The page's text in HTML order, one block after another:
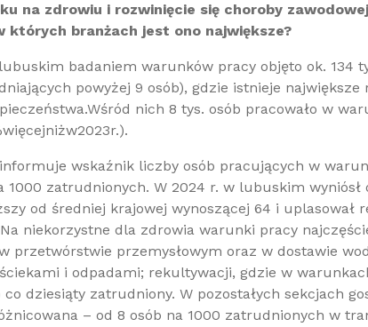
na zdrowiu i rozwinięcie się choroby
których branżach jest ono największe?
badaniem warunków pracy objęto ok. 134
powyżej 9 osób), gdzie istnieje największe
nich 8 tys. osób pracowało w
wskaźnik liczby osób pracujących w
zatrudnionych. W 2024 r. w lubuskim wyniósł
od średniej krajowej wynoszącej 64 i uplasował
niekorzystne dla zdrowia warunki pracy
przetwórstwie przemysłowym oraz w dostawie
i odpadami; rekultywacji, gdzie w
co dziesiąty zatrudniony. W pozostałych sekcjach
– od 8 osób na 1000 zatrudnionych w